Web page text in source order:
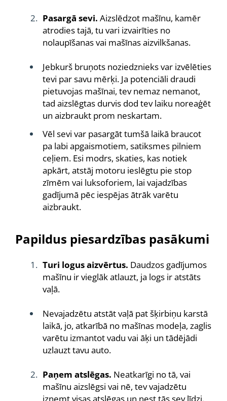
Pasargā sevi. Aizslēdzot mašīnu, kamēr
atrodies tajā, tu vari izvairīties no
nolaupīšanas vai mašīnas aizvilkšanas.
Jebkurš bruņots noziedznieks var izvēlēties
tevi par savu mērķi. Ja potenciāli draudi
pietuvojas mašīnai, tev nemaz nemanot,
tad aizslēgtas durvis dod tev laiku noreaģēt
un aizbraukt prom neskartam.
Vēl sevi var pasargāt tumšā laikā braucot
pa labi apgaismotiem, satiksmes pilniem
ceļiem. Esi modrs, skaties, kas notiek
apkārt, atstāj motoru ieslēgtu pie stop
zīmēm vai luksoforiem, lai vajadzības
gadījumā pēc iespējas ātrāk varētu
aizbraukt.
Papildus piesardzības pasākumi
Turi logus aizvērtus. Daudzos gadījumos
mašīnu ir vieglāk atlauzt, ja logs ir atstāts
vaļā.
Nevajadzētu atstāt vaļā pat šķirbiņu karstā
laikā, jo, atkarībā no mašīnas modeļa, zaglis
varētu izmantot vadu vai āķi un tādējādi
uzlauzt tavu auto.
Paņem atslēgas. Neatkarīgi no tā, vai
mašīnu aizslēgsi vai nē, tev vajadzētu